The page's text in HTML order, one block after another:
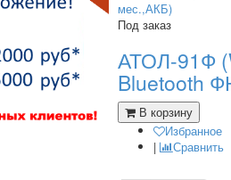
Под заказ
АТОЛ-91Ф
Bluetooth
В корзину
Избранное
|
Сравнить